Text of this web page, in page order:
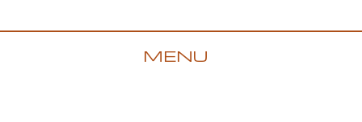
MENU